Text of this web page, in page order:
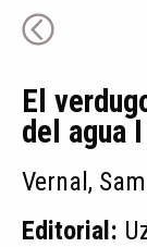
El
del agua I
Vernal,
Editorial: